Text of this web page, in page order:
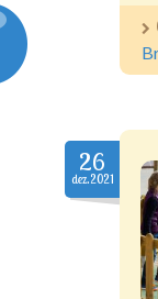
26
dez.2021